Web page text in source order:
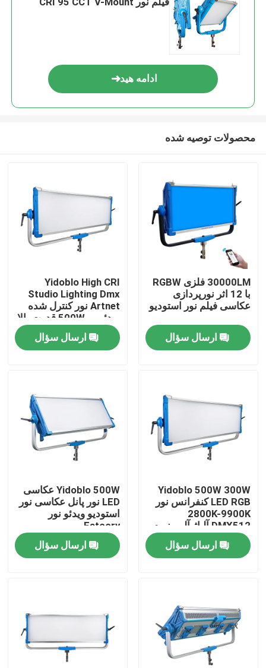
خونه
درباره ما
کنترل کیفیت
با ما تماس بگیرید
پرونده ها
چراغ های ال ای دی ویدئو استودیو
ادامه هید
محصولات توصیه شده
30000LM فلزی RGBW
با 12 اثر نورپردازی
عکاسی فیلم نور استودیو
ارسال سؤال
Yidoblo High CRI
Studio Lighting Dmx
Artnet نور کنترل شده
ویدئویی 500W قدرت بالا
دو رنگ LED نرم پانل نور
ارسال سؤال
Yidoblo 500W 300W
LED RGB کنفرانس نور
2800K-9900K
DMX512 آلیاژ آلومینیوم
Dimmable برای جلسات
نور پانل ارسال سؤال
Yidoblo 500W عکاسی
LED نور پانل عکاسی نور
استودیو ویدئو نور
Fatcory
ارسال سؤال